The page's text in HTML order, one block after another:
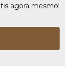
agora mesmo!